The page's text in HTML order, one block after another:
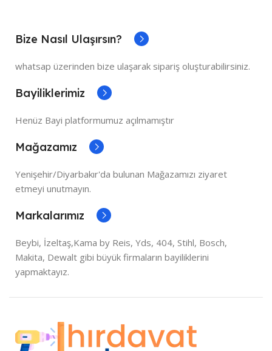
Bize Nasıl Ulaşırsın?
whatsap üzerinden bize ulaşarak sipariş oluşturabilirsiniz.
Bayiliklerimiz
Henüz Bayi platformumuz açılmamıştır
Mağazamız
Yenişehir/Diyarbakır'da bulunan Mağazamızı ziyaret
etmeyi unutmayın.
Markalarımız
Beybi, İzeltaş,Kama by Reis, Yds, 404, Stihl, Bosch,
Makita, Dewalt gibi büyük firmaların bayiliklerini
yapmaktayız.